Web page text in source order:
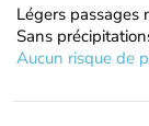
Légers passages
Sans
Aucun risque de